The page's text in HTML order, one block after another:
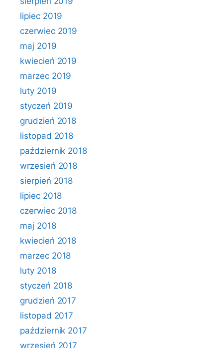
lipiec 2019
czerwiec 2019
maj 2019
kwiecień 2019
marzec 2019
luty 2019
styczeń 2019
grudzień 2018
listopad 2018
październik 2018
wrzesień 2018
sierpień 2018
lipiec 2018
czerwiec 2018
maj 2018
kwiecień 2018
marzec 2018
luty 2018
styczeń 2018
grudzień 2017
listopad 2017
październik 2017
wrzesień 2017